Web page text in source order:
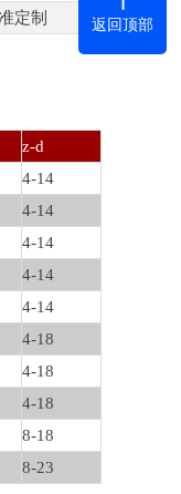
定制
z-d
4-14
4-14
4-14
4-14
4-14
4-18
4-18
4-18
8-18
8-23
返回顶部